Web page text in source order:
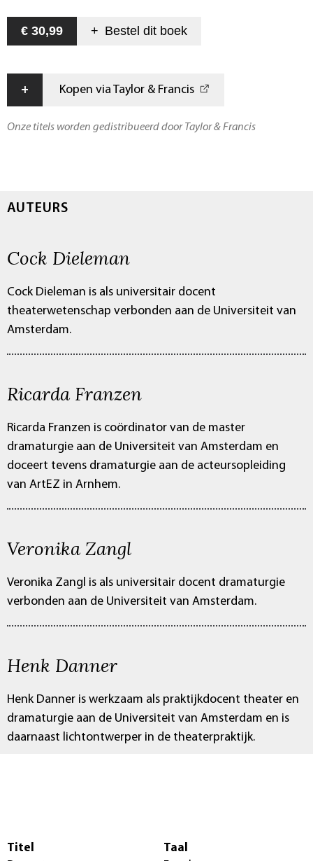
€ 30,99 + Bestel dit boek
+ Kopen via Taylor & Francis
Onze titels worden gedistribueerd door Taylor & Francis
AUTEURS
Cock Dieleman
Cock Dieleman is als universitair docent
theaterwetenschap verbonden aan de Universiteit van
Amsterdam.
Ricarda Franzen
Ricarda Franzen is coördinator van de master
dramaturgie aan de Universiteit van Amsterdam en
doceert tevens dramaturgie aan de acteursopleiding
van ArtEZ in Arnhem.
Veronika Zangl
Veronika Zangl is als universitair docent dramaturgie
verbonden aan de Universiteit van Amsterdam.
Henk Danner
Henk Danner is werkzaam als praktijkdocent theater en
dramaturgie aan de Universiteit van Amsterdam en is
daarnaast lichtontwerper in de theaterpraktijk.
Titel
Taal